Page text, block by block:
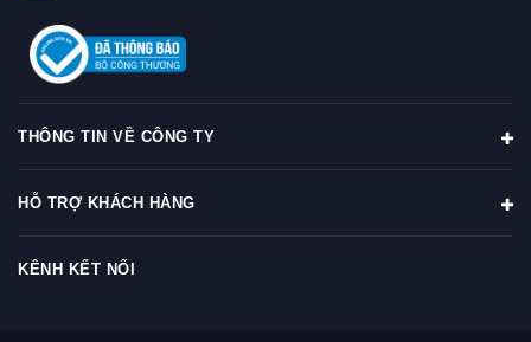
THÔNG TIN VỀ CÔNG TY
HỖ TRỢ KHÁCH HÀNG
KÊNH KẾT NỐI